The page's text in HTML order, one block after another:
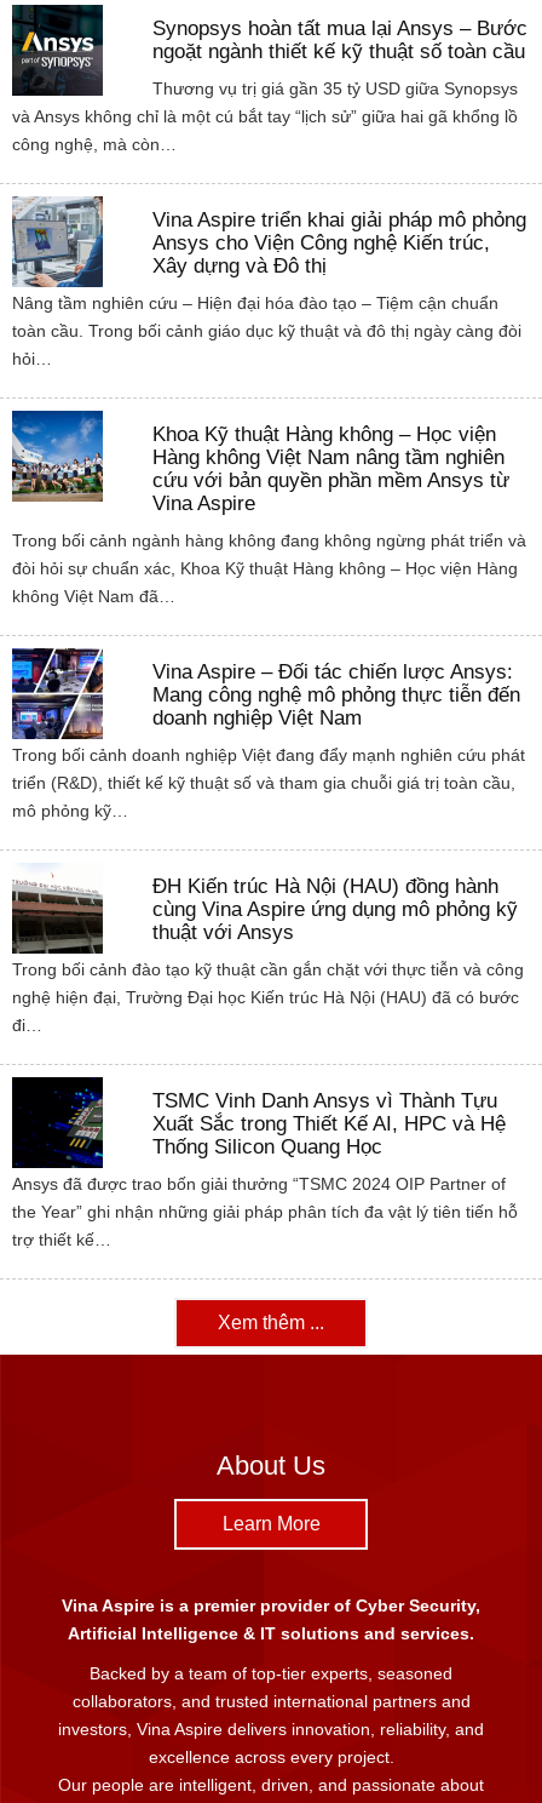
Synopsys hoàn tất mua lại Ansys – Bước
ngoặt ngành thiết kế kỹ thuật số toàn cầu
Thương vụ trị giá gần 35 tỷ USD giữa Synopsys
và Ansys không chỉ là một cú bắt tay “lịch sử” giữa hai gã khổng lồ
công nghệ, mà còn…
Vina Aspire triển khai giải pháp mô phỏng
Ansys cho Viện Công nghệ Kiến trúc,
Xây dựng và Đô thị
Nâng tầm nghiên cứu – Hiện đại hóa đào tạo – Tiệm cận chuẩn
toàn cầu. Trong bối cảnh giáo dục kỹ thuật và đô thị ngày càng đòi
hỏi…
Khoa Kỹ thuật Hàng không – Học viện
Hàng không Việt Nam nâng tầm nghiên
cứu với bản quyền phần mềm Ansys từ
Vina Aspire
Trong bối cảnh ngành hàng không đang không ngừng phát triển và
đòi hỏi sự chuẩn xác, Khoa Kỹ thuật Hàng không – Học viện Hàng
không Việt Nam đã…
Vina Aspire – Đối tác chiến lược Ansys:
Mang công nghệ mô phỏng thực tiễn đến
doanh nghiệp Việt Nam
Trong bối cảnh doanh nghiệp Việt đang đẩy mạnh nghiên cứu phát
triển (R&D), thiết kế kỹ thuật số và tham gia chuỗi giá trị toàn cầu,
mô phỏng kỹ…
ĐH Kiến trúc Hà Nội (HAU) đồng hành
cùng Vina Aspire ứng dụng mô phỏng kỹ
thuật với Ansys
Trong bối cảnh đào tạo kỹ thuật cần gắn chặt với thực tiễn và công
nghệ hiện đại, Trường Đại học Kiến trúc Hà Nội (HAU) đã có bước
đi…
TSMC Vinh Danh Ansys vì Thành Tựu
Xuất Sắc trong Thiết Kế AI, HPC và Hệ
Thống Silicon Quang Học
Ansys đã được trao bốn giải thưởng “TSMC 2024 OIP Partner of
the Year” ghi nhận những giải pháp phân tích đa vật lý tiên tiến hỗ
trợ thiết kế…
Xem thêm ...
About Us
Learn More
Vina Aspire is a premier provider of Cyber Security,
Artificial Intelligence & IT solutions and services.
Backed by a team of top-tier experts, seasoned
collaborators, and trusted international partners and
investors, Vina Aspire delivers innovation, reliability, and
excellence across every project.
Our people are intelligent, driven, and passionate about